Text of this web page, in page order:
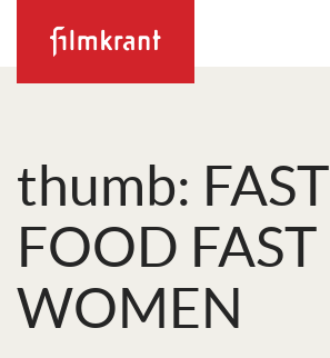
thumb: FAST
FOOD FAST
WOMEN